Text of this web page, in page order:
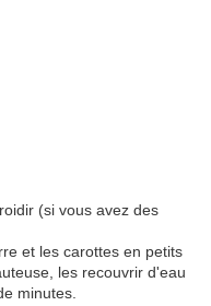
(si vous avez des
et les carottes en petits
les recouvrir d'eau
minutes.